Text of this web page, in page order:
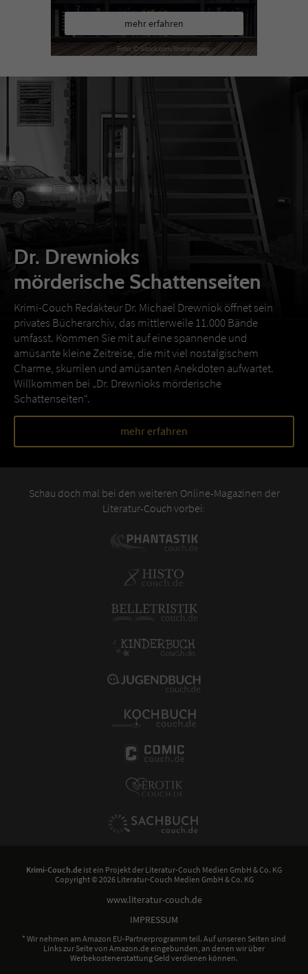
mehr erfahren
Dr. Drewnioks
mörderische Schattenseiten
Krimi-Couch Redakteur Dr. Michael Drewniok öffnet sein
privates Bücherarchiv, das mittlerweile 11.000 Bände
umfasst. Kommen Sie mit auf eine spannende und
amüsante kleine Zeitreise, die mit viel nostalgischem
Charme, skurrilen und amüsanten Anekdoten aufwartet.
Willkommen bei „Dr. Drewnioks mörderische
Schattenseiten“.
mehr erfahren
Schau doch mal bei den weiteren Online-Magazinen der
Literatur-Couch vorbei:
Krimi-Couch.de ist ein Projekt der Literatur-Couch Medien GmbH & Co. KG
Copyright © 2026 Literatur-Couch Medien GmbH & Co. KG
www.literatur-couch.de
IMPRESSUM
* Wir nehmen am Amazon EU-Partnerprogramm teil. Auf unseren Seiten sind
Links zur Seite von Amazon.de eingebunden, an denen wir über
Werbekostenerstattung Geld verdienen können.